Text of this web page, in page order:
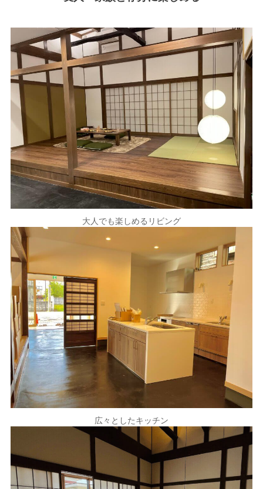
大人でも楽しめるリビング
広々としたキッチン